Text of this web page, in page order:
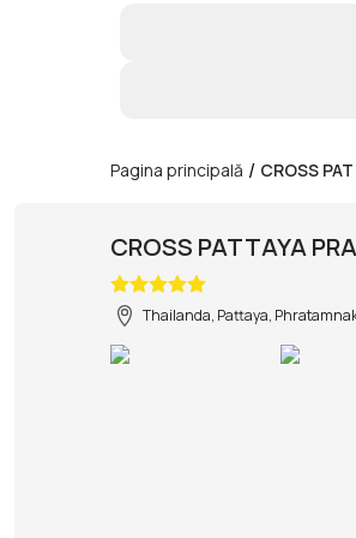
Pagina principală / CROSS
CROSS PATTAYA
Thailanda, Pattaya,